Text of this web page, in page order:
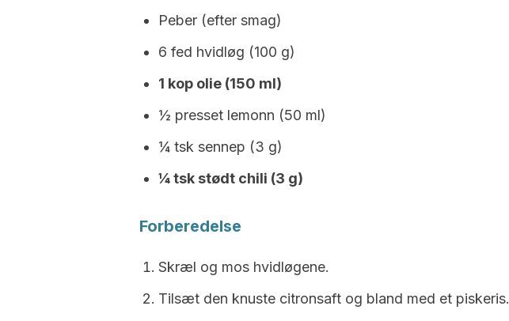
Peber (efter smag)
6 fed hvidløg (100 g)
1 kop olie (150 ml)
½ presset lemonn (50 ml)
¼ tsk sennep (3 g)
¼ tsk stødt chili (3 g)
Forberedelse
Skræl og mos hvidløgene.
Tilsæt den knuste citronsaft og bland med et piskeris.